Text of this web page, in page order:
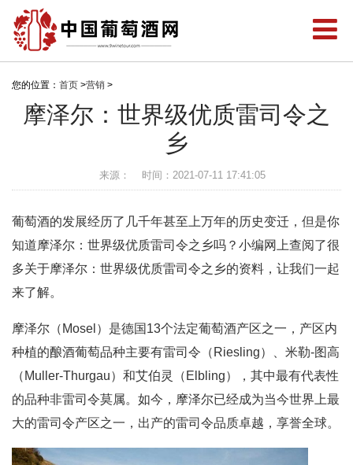
您的位置： 首页 >营销 >
摩泽尔：世界级优质雷司令之
乡
来源： 时间：2021-07-11 17:41:05
葡萄酒的发展经历了几千年甚至上万年的历史变迁，但是你
知道摩泽尔：世界级优质雷司令之乡吗？小编网上查阅了很
多关于摩泽尔：世界级优质雷司令之乡的资料，让我们一起
来了解。
摩泽尔（Mosel）是德国13个法定葡萄酒产区之一，产区内
种植的酿酒葡萄品种主要有雷司令（Riesling）、米勒-图高
（Muller-Thurgau）和艾伯灵（Elbling），其中最有代表性
的品种非雷司令莫属。如今，摩泽尔已经成为当今世界上最
大的雷司令产区之一，出产的雷司令品质卓越，享誉全球。